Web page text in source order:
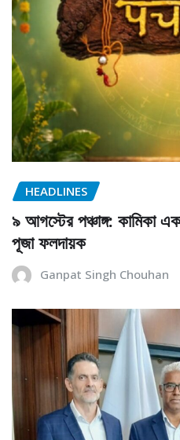
HEADLINES
৯ আগস্টের পঞ্চাঙ্গ: কামিকা
পূজা ফলদায়ক
Ganpat Singh Chouhan